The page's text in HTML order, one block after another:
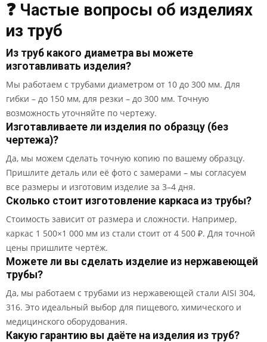
❓ Частые вопросы об изделиях
из труб
Из труб какого диаметра вы можете
изготавливать изделия?
Мы работаем с трубами диаметром от 10 до 300 мм. Для
гибки – до 150 мм, для резки – до 300 мм. Точную
возможность уточняйте по чертежу.
Изготавливаете ли изделия по образцу (без
чертежа)?
Да, мы можем сделать точную копию по вашему образцу.
Пришлите деталь или её фото с замерами – мы согласуем
все размеры и изготовим изделие за 3–4 дня.
Сколько стоит изготовление каркаса из трубы?
Стоимость зависит от размера и сложности. Например,
каркас 1 500×1 000 мм из стали стоит от 4 500 ₽. Для точной
цены пришлите чертёж.
Можете ли вы сделать изделие из нержавеющей
трубы?
Да, мы работаем с трубами из нержавеющей стали AISI 304,
316. Это идеальный выбор для пищевого, химического и
медицинского оборудования.
Какую гарантию вы даёте на изделия из труб?